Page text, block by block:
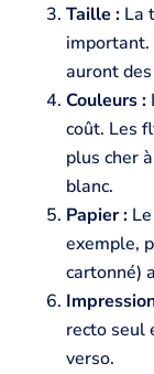
Taille : La
important.
auront
Couleurs :
coût. Les
plus cher
blanc.
Papier :
exemple,
cartonné)
recto seul
verso.